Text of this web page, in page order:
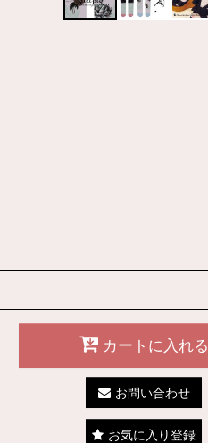
カートに入れる
お問い合わせ
お気に入り登録